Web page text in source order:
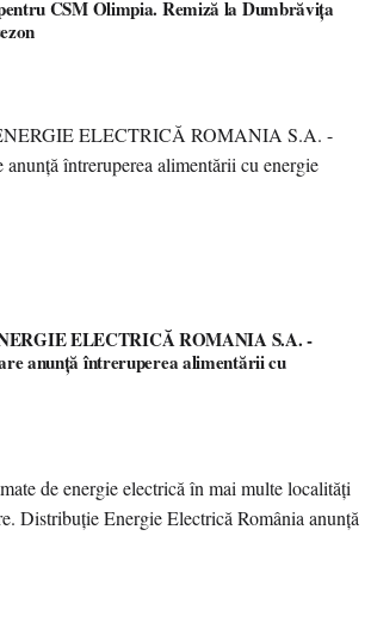
CSM Olimpia. Remiză la Dumbrăvița
ELECTRICĂ ROMANIA S.A. -
anunţă întreruperea alimentării cu